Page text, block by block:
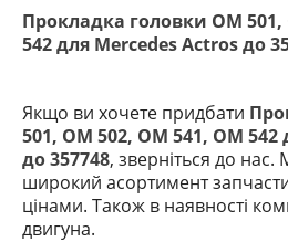
Прокладка головки ОМ
542 для Mercedes Actros до
Якщо ви хочете придбати
501, ОМ 502, ОМ 541, ОМ 542
до 357748, зверніться до
широкий асортимент
цінами. Також в наявності
двигуна.